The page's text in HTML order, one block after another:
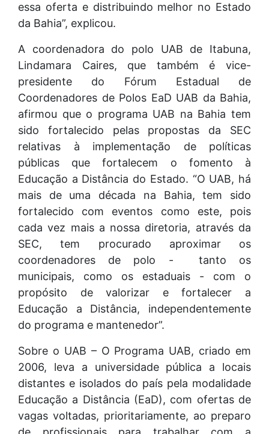
essa oferta e distribuindo melhor no Estado
da Bahia”, explicou.
A coordenadora do polo UAB de Itabuna,
Lindamara Caires, que também é vice-
presidente do Fórum Estadual de
Coordenadores de Polos EaD UAB da Bahia,
afirmou que o programa UAB na Bahia tem
sido fortalecido pelas propostas da SEC
relativas à implementação de políticas
públicas que fortalecem o fomento à
Educação a Distância do Estado. “O UAB, há
mais de uma década na Bahia, tem sido
fortalecido com eventos como este, pois
cada vez mais a nossa diretoria, através da
SEC, tem procurado aproximar os
coordenadores de polo - tanto os
municipais, como os estaduais - com o
propósito de valorizar e fortalecer a
Educação a Distância, independentemente
do programa e mantenedor”.
Sobre o UAB – O Programa UAB, criado em
2006, leva a universidade pública a locais
distantes e isolados do país pela modalidade
Educação a Distância (EaD), com ofertas de
vagas voltadas, prioritariamente, ao preparo